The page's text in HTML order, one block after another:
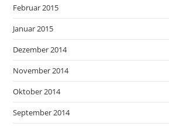
Februar 2015
Januar 2015
Dezember 2014
November 2014
Oktober 2014
September 2014